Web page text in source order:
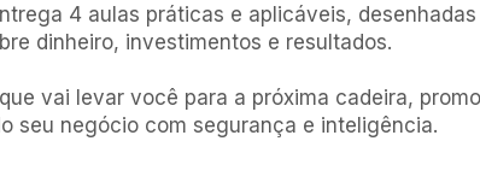
4 aulas práticas e aplicáveis,
dinheiro, investimentos e resultados.
vai levar você para a próxima cadeira,
seu negócio com segurança e inteligência.